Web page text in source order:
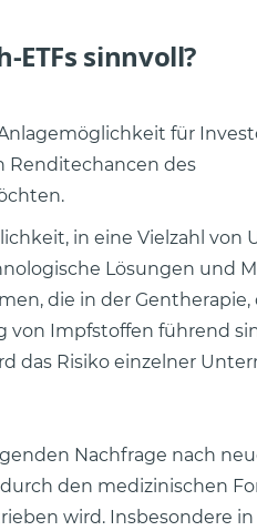
ETFs sinnvoll?
für
Renditechancen des
in eine Vielzahl von
Lösungen und
die in der Gentherapie,
von Impfstoffen führend
das Risiko einzelner
Nachfrage nach
den medizinischen
wird. Insbesondere